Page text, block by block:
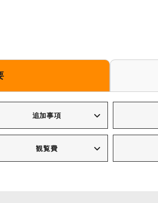
追加事項
観覧費